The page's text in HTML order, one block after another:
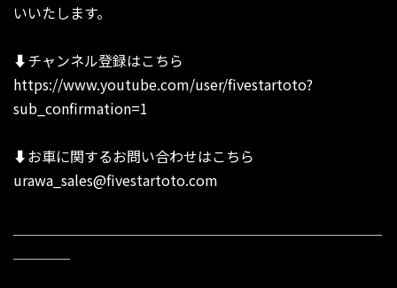
いいたします。
⬇︎チャンネル登録はこちら
https://www.youtube.com/user/fivestartoto?
sub_confirmation=1
⬇︎お車に関するお問い合わせはこちら
urawa_sales@fivestartoto.com